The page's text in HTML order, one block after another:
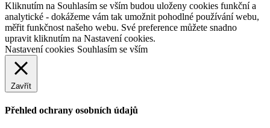
Kliknutím na Souhlasím se vším budou uloženy cookies funkční a
analytické - dokážeme vám tak umožnit pohodlné používání webu,
měřit funkčnost našeho webu. Své preference můžete snadno
upravit kliknutím na Nastavení cookies.
Nastavení cookies Souhlasím se vším
Zavřít
Přehled ochrany osobních údajů